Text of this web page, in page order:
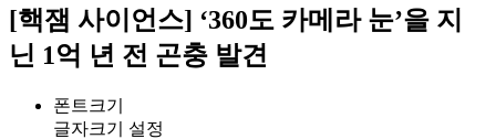
[핵잼 사이언스] ‘360도 카메라 눈’을 지
닌 1억 년 전 곤충 발견
폰트크기
글자크기 설정